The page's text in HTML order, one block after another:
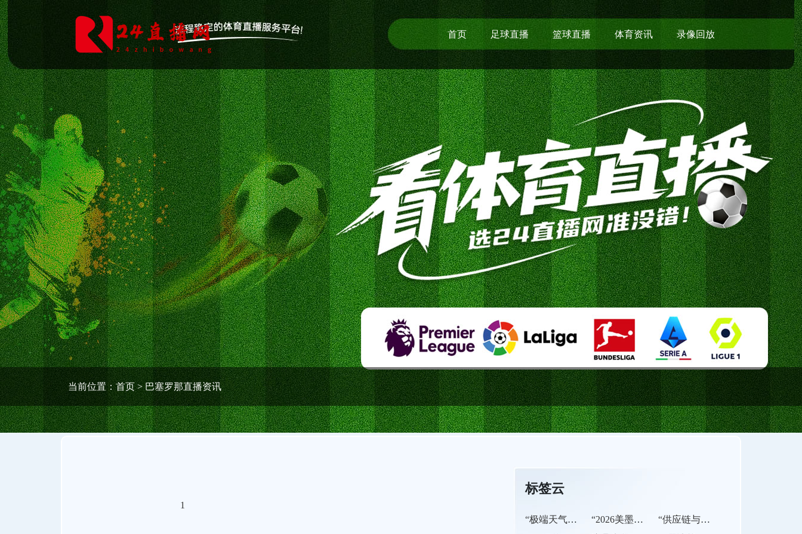
首页 足球直播 篮球直播 体育资讯 录像回放
当前位置：首页> 巴塞罗那直播资讯
1
标签云
“极端天气下美加墨世界杯应急疏散系统模拟推演” “2026美墨风云：北美棋局暗涌新变”
“供应链与赛场之间：美加墨世界杯的物流通关瓶颈”